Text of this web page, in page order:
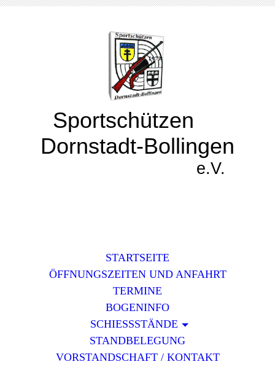
Sportschützen
Dornstadt-Bollingen
e.V.
STARTSEITE
ÖFFNUNGSZEITEN UND ANFAHRT
TERMINE
BOGENINFO
SCHIESSSTÄNDE
STANDBELEGUNG
VORSTANDSCHAFT / KONTAKT